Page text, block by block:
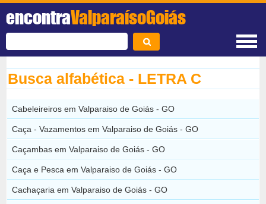
encontraValparaísoGoiás
Busca alfabética - LETRA C
Cabeleireiros em Valparaiso de Goiás - GO
Caça - Vazamentos em Valparaiso de Goiás - GO
Caçambas em Valparaiso de Goiás - GO
Caça e Pesca em Valparaiso de Goiás - GO
Cachaçaria em Valparaiso de Goiás - GO